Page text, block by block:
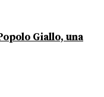
Giallo, una